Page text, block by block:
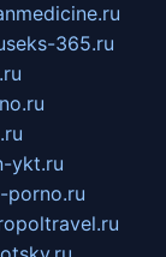
seks-365.ru
ykt.ru
porno.ru